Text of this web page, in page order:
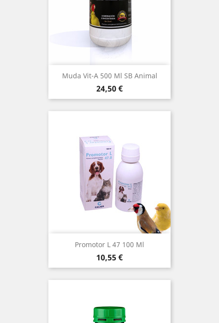
Muda Vit-A 500 Ml SB Animal
Precio
24,50 €
Promotor L 47 100 Ml
Precio
10,55 €